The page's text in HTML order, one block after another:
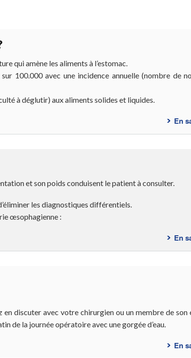
qui amène les aliments à l’estomac.
100.000 avec une incidence annuelle (nombre de
à déglutir) aux aliments solides et liquides.
En
et son poids conduisent le patient à consulter.
les diagnostiques différentiels.
œsophagienne :
En
discuter avec votre chirurgien ou un membre de son
de la journée opératoire avec une gorgée d’eau.
En